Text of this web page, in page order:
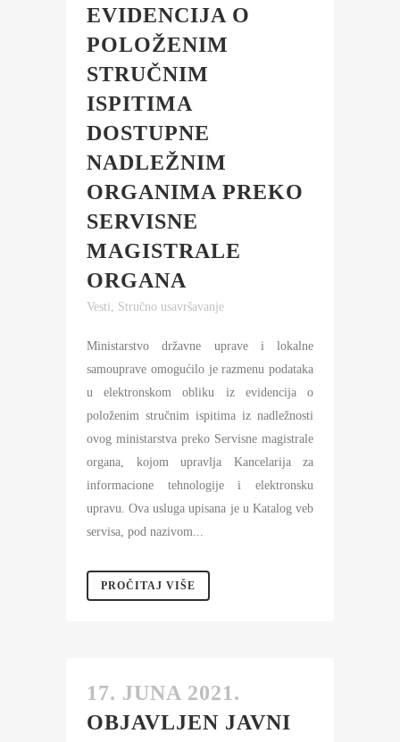
EVIDENCIJA O
POLOŽENIM
STRUČNIM
ISPITIMA
DOSTUPNE
NADLEŽNIM
ORGANIMA PREKO
SERVISNE
MAGISTRALE
ORGANA
Vesti Stručno usavršavanje
Ministarstvo državne uprave i lokalne
samouprave omogućilo je razmenu podataka
u elektronskom obliku iz evidencija o
položenim stručnim ispitima iz nadležnosti
ovog ministarstva preko Servisne magistrale
organa, kojom upravlja Kancelarija za
informacione tehnologije i elektronsku
upravu. Ova usluga upisana je u Katalog veb
servisa, pod nazivom...
PROČITAJ VIŠE
17. JUNA 2021.
OBJAVLJEN JAVNI